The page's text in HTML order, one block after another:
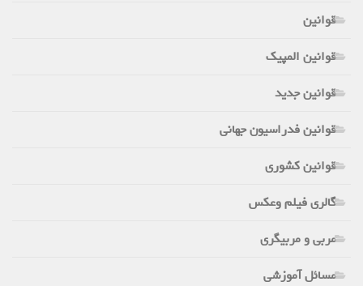
قوانین
قوانین المپیک
قوانین جدید
قوانین فدراسیون جهانی
قوانین کشوری
گالری فیلم وعکس
مربی و مربیگری
مسائل آموزشی